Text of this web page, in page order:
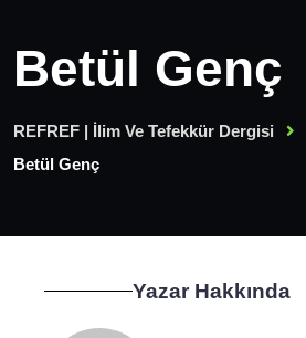
Betül Genç
REFREF | İlim Ve Tefekkür Dergisi
Betül Genç
Yazar Hakkında